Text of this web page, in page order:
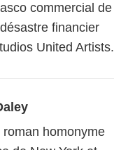
commercial de
financier
United Artists.
homonyme